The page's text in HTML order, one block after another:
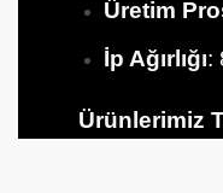
Üretim
İp Ağırlığı:
Ürünlerimiz